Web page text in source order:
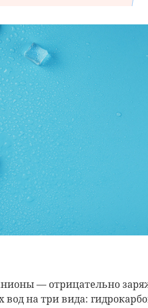
— отрицательно
на три вида: